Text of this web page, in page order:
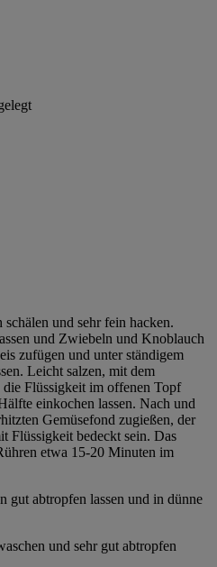
und sehr fein hacken.
und Zwiebeln und Knoblauch
zufügen und unter ständigem
Leicht salzen, mit dem
Flüssigkeit im offenen Topf
einkochen lassen. Nach und
Gemüsefond zugießen, der
Flüssigkeit bedeckt sein. Das
etwa 15-20 Minuten im
gut abtropfen lassen und in dünne
und sehr gut abtropfen